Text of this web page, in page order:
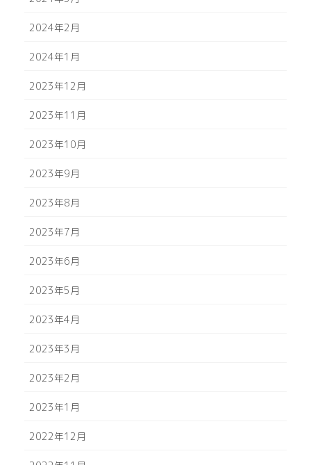
2024年2月
2024年1月
2023年12月
2023年11月
2023年10月
2023年9月
2023年8月
2023年7月
2023年6月
2023年5月
2023年4月
2023年3月
2023年2月
2023年1月
2022年12月